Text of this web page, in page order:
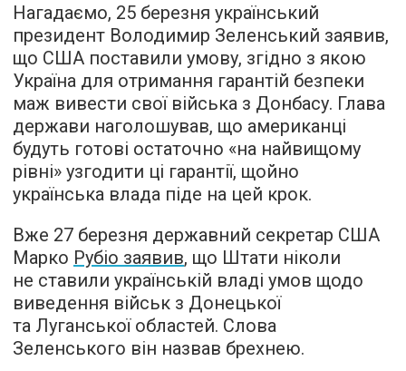
Нагадаємо, 25 березня український
президент Володимир Зеленський заявив,
що США поставили умову, згідно з якою
Україна для отримання гарантій безпеки
маж вивести свої війська з Донбасу. Глава
держави наголошував, що американці
будуть готові остаточно «на найвищому
рівні» узгодити ці гарантії, щойно
українська влада піде на цей крок.
Вже 27 березня державний секретар США
Марко Рубіо заявив, що Штати ніколи
не ставили українській владі умов щодо
виведення військ з Донецької
та Луганської областей. Слова
Зеленського він назвав брехнею.